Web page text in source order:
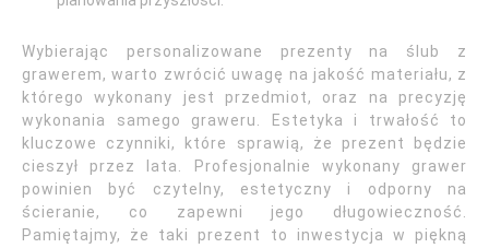
Wybierając personalizowane prezenty na ślub z
grawerem, warto zwrócić uwagę na jakość materiału, z
którego wykonany jest przedmiot, oraz na precyzję
wykonania samego graweru. Estetyka i trwałość to
kluczowe czynniki, które sprawią, że prezent będzie
cieszył przez lata. Profesjonalnie wykonany grawer
powinien być czytelny, estetyczny i odporny na
ścieranie, co zapewni jego długowieczność.
Pamiętajmy, że taki prezent to inwestycja w piękną